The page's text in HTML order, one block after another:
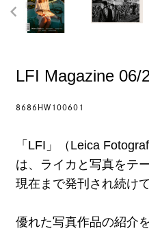
chevron_left
LFI Magazine 06/
8686HW100601
「LFI」（Leica
は、ライカと写真をテ
現在まで発刊され続け
優れた写真作品の紹介